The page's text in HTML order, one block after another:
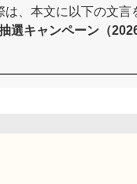
は、本文に以下の文言
選キャンペーン（